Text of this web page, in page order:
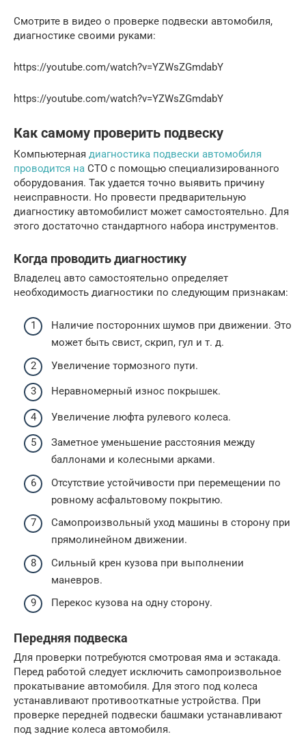
Смотрите в видео о проверке подвески автомобиля,
диагностике своими руками:
https://youtube.com/watch?v=YZWsZGmdabY
https://youtube.com/watch?v=YZWsZGmdabY
Как самому проверить подвеску
Компьютерная диагностика подвески автомобиля
проводится на СТО с помощью специализированного
оборудования. Так удается точно выявить причину
неисправности. Но провести предварительную
диагностику автомобилист может самостоятельно. Для
этого достаточно стандартного набора инструментов.
Когда проводить диагностику
Владелец авто самостоятельно определяет
необходимость диагностики по следующим признакам:
Наличие посторонних шумов при движении. Это
может быть свист, скрип, гул и т. д.
Увеличение тормозного пути.
Неравномерный износ покрышек.
Увеличение люфта рулевого колеса.
Заметное уменьшение расстояния между
баллонами и колесными арками.
Отсутствие устойчивости при перемещении по
ровному асфальтовому покрытию.
Самопроизвольный уход машины в сторону при
прямолинейном движении.
Сильный крен кузова при выполнении
маневров.
Перекос кузова на одну сторону.
Передняя подвеска
Для проверки потребуются смотровая яма и эстакада.
Перед работой следует исключить самопроизвольное
прокатывание автомобиля. Для этого под колеса
устанавливают противооткатные устройства. При
проверке передней подвески башмаки устанавливают
под задние колеса автомобиля.